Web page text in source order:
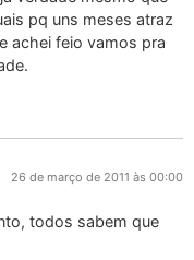
pq uns meses atraz
achei feio vamos pra
26 de março de 2011 às 00:00
todos sabem que